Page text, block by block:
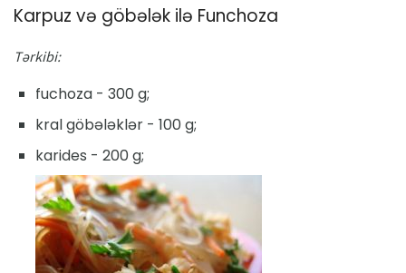
Karpuz və göbələk ilə Funchoza
Tərkibi:
fuchoza - 300 g;
kral göbələklər - 100 g;
karides - 200 g;